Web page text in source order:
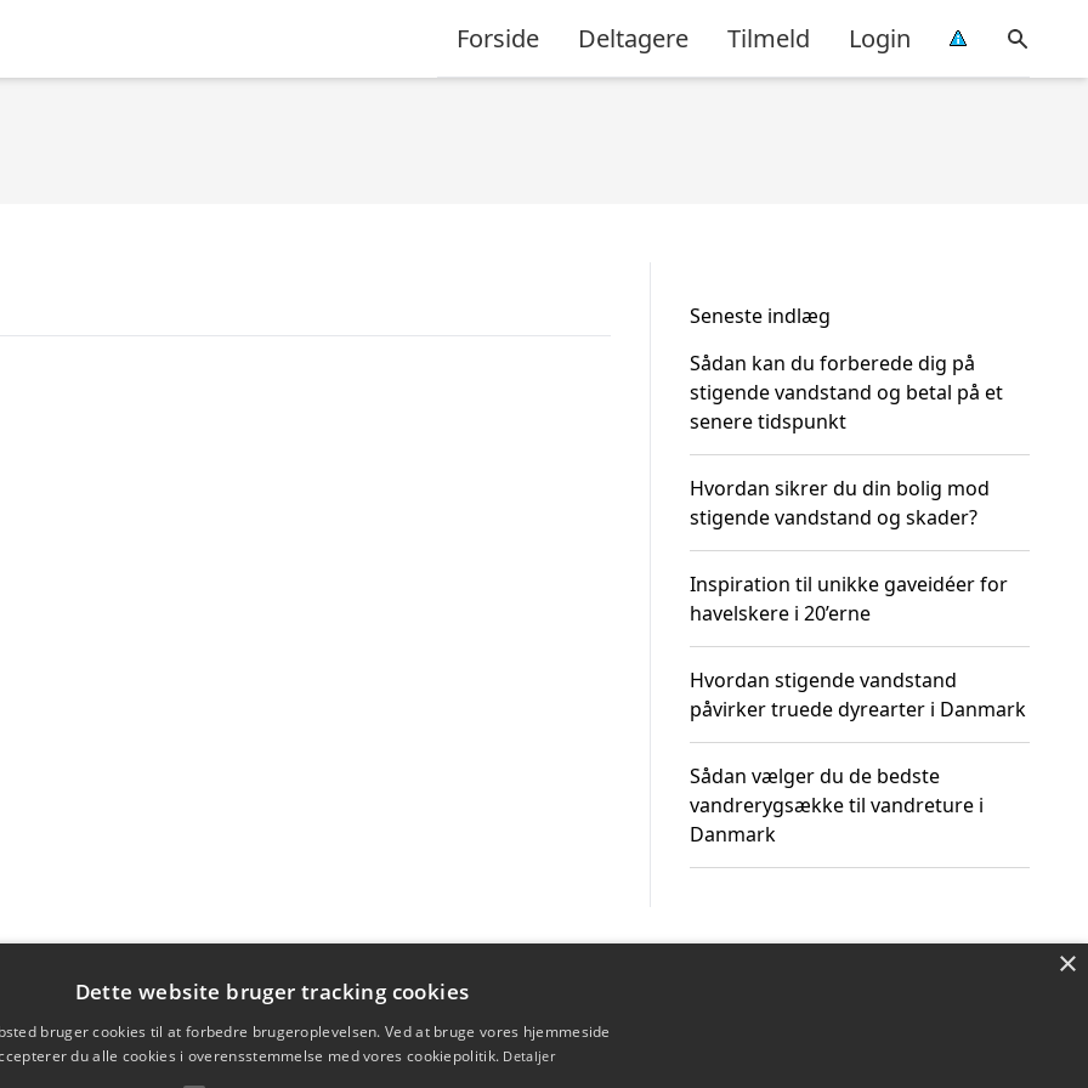
Forside Deltagere Tilmeld Login
Seneste indlæg
Sådan kan du forberede dig på
stigende vandstand og betal på et
senere tidspunkt
Hvordan sikrer du din bolig mod
stigende vandstand og skader?
Inspiration til unikke gaveidéer for
havelskere i 20’erne
Hvordan stigende vandstand
påvirker truede dyrearter i Danmark
Sådan vælger du de bedste
vandrerygsække til vandreture i
Danmark
×
Dette website bruger tracking cookies
bruger cookies til at forbedre brugeroplevelsen. Ved at bruge vores hjemmeside
du alle cookies i overensstemmelse med vores cookiepolitik. Detaljer